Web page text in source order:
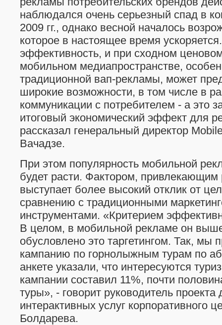
наблюдался очень серьезный спад в
2009 гг., однако весной началось
которое в настоящее время
эффективность, и при сходном
мобильном медиапространстве,
традиционной вап-рекламы, может
широкие возможности, в том числе в
коммуникации с потребителем - а это
итоговый экономический эффект для
рассказал генеральный директор
Вачадзе.
При этом популярность мобильной
будет расти. Фактором, привлекающим
выступает более высокий отклик от
сравнению с традиционными
инструментами. «Критерием
В целом, в мобильной рекламе он
обусловлено это таргетингом. Так, мы
кампанию по горнолыжным турам по
анкете указали, что интересуются
кампании составил 11%, почти
туры», - говорит руководитель проекта
интерактивных услуг корпоративного
Болдарева.